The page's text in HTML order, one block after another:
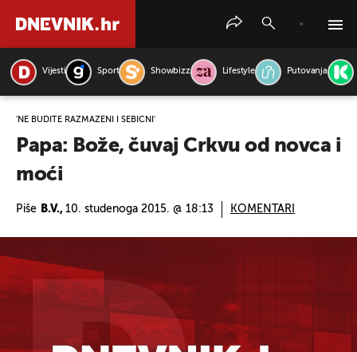
Vijesti Sport Showbizz Lifestyle Putovanja
'NE BUDITE RAZMAŽENI I SEBIČNI'
Papa: Bože, čuvaj Crkvu od novca i
moći
Piše B.V., 10. studenoga 2015. @ 18:13 KOMENTARI
PRETRAŽITE VIJESTI